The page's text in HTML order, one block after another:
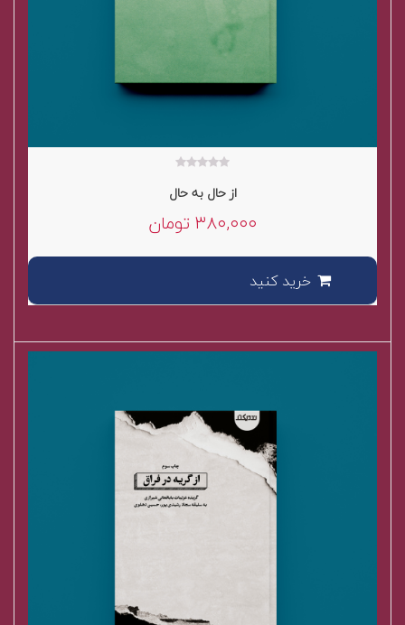
out
of
از حال به حال
۳۸۰,۰۰۰ تومان
خرید کنید